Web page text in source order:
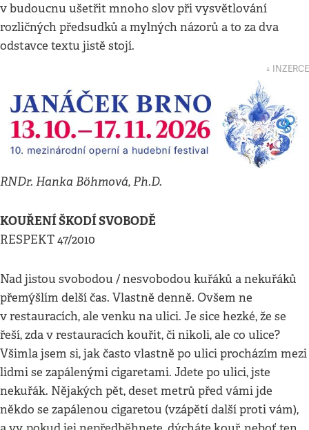
v budoucnu ušetřit mnoho slov při vysvětlování
rozličných předsudků a mylných názorů a to za dva
odstavce textu jistě stojí.
↓ INZERCE
RNDr. Hanka Böhmová, Ph.D.
KOUŘENÍ ŠKODÍ SVOBODĚ
RESPEKT 47/2010
Nad jistou svobodou / nesvobodou kuřáků a nekuřáků
přemýšlím delší čas. Vlastně denně. Ovšem ne
v restauracích, ale venku na ulici. Je sice hezké, že se
řeší, zda v restauracích kouřit, či nikoli, ale co ulice?
Všimla jsem si, jak často vlastně po ulici procházím mezi
lidmi se zapálenými cigaretami. Jdete po ulici, jste
nekuřák. Nějakých pět, deset metrů před vámi jde
někdo se zapálenou cigaretou (vzápětí další proti vám),